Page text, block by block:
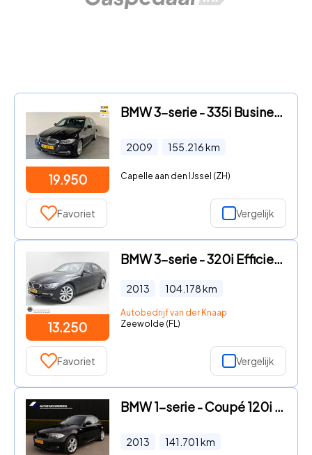
19.950
BMW 3-serie - 335i Business Line | DAKRAAM | PARKEERSENS. | INKLAPB. TREKH
2009 155.216km
Capelle aan den IJssel (ZH)
Favoriet Vergelijk
13.250
BMW 3-serie - 320i EfficientDynamics Edition Upgrade Edition | Clima | Cru
2013 104.178km
Autobedrijf van der Knaap
Zeewolde (FL)
Favoriet Vergelijk
BMW 1-serie - Coupé 120i Coupe Exclusive Edition Automaat
2013 141.701 km